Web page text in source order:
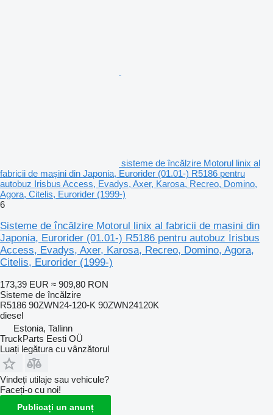
sisteme de încălzire Motorul linix al
fabricii de mașini din Japonia, Eurorider (01.01-) R5186 pentru
autobuz Irisbus Access, Evadys, Axer, Karosa, Recreo, Domino,
Agora, Citelis, Eurorider (1999-)
6
Sisteme de încălzire Motorul linix al fabricii de mașini din
Japonia, Eurorider (01.01-) R5186 pentru autobuz Irisbus
Access, Evadys, Axer, Karosa, Recreo, Domino, Agora,
Citelis, Eurorider (1999-)
173,39 EUR ≈ 909,80 RON
Sisteme de încălzire
R5186 90ZWN24-120-K 90ZWN24120K
diesel
Estonia, Tallinn
TruckParts Eesti OÜ
Luați legătura cu vânzătorul
Vindeți utilaje sau vehicule?
Faceți-o cu noi!
Publicați un anunț